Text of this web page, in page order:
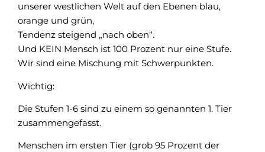
unserer westlichen Welt auf den Ebenen blau,
orange und grün,
Tendenz steigend „nach oben“.
Und KEIN Mensch ist 100 Prozent nur eine Stufe.
Wir sind eine Mischung mit Schwerpunkten.
Wichtig:
Die Stufen 1-6 sind zu einem so genannten 1. Tier
zusammengefasst.
Menschen im ersten Tier (grob 95 Prozent der